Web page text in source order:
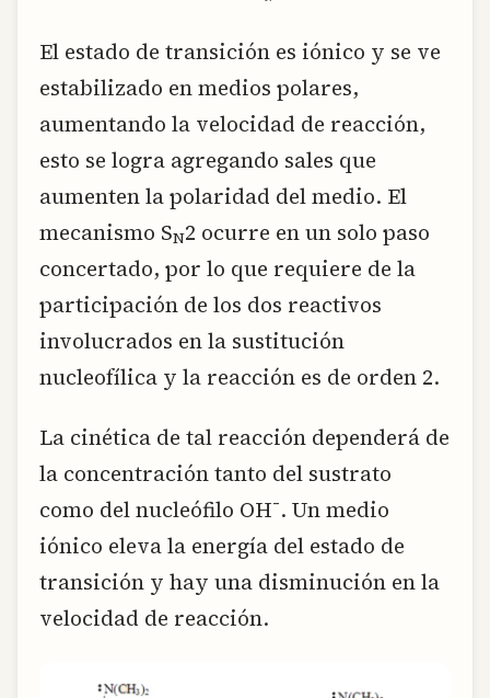
El estado de transición es iónico y se ve
estabilizado en medios polares,
aumentando la velocidad de reacción,
esto se logra agregando sales que
aumenten la polaridad del medio. El
mecanismo SN2 ocurre en un solo paso
concertado, por lo que requiere de la
participación de los dos reactivos
involucrados en la sustitución
nucleofílica y la reacción es de orden 2.
La cinética de tal reacción dependerá de
la concentración tanto del sustrato
como del nucleófilo OH¯. Un medio
iónico eleva la energía del estado de
transición y hay una disminución en la
velocidad de reacción.